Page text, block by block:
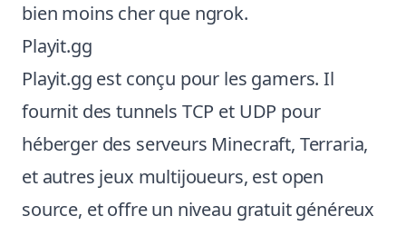
bien moins cher que ngrok.
Playit.gg
Playit.gg est conçu pour les gamers. Il
fournit des tunnels TCP et UDP pour
héberger des serveurs Minecraft, Terraria,
et autres jeux multijoueurs, est open
source, et offre un niveau gratuit généreux